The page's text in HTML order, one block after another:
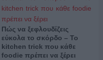
Πώς να ξεφλουδίζεις
εύκολα το σκόρδο – Το
kitchen trick που κάθε
foodie πρέπει να ξέρει